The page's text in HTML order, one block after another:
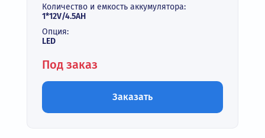
Количество и емкость аккумулятора:
1*12V/4.5AH
Опция:
LED
Под заказ
Заказать